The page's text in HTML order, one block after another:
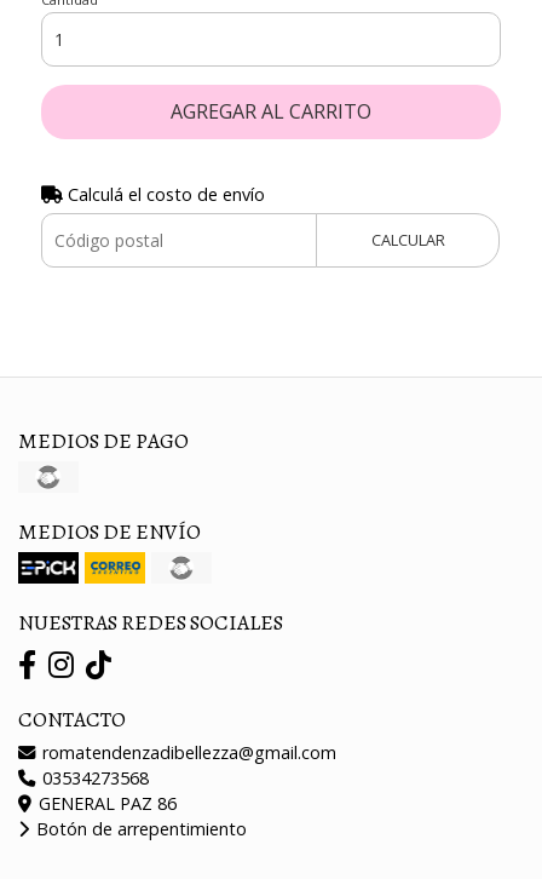
AGREGAR AL CARRITO
Calculá el costo de envío
CALCULAR
MEDIOS DE PAGO
MEDIOS DE ENVÍO
NUESTRAS REDES SOCIALES
CONTACTO
romatendenzadibellezza@gmail.com
03534273568
GENERAL PAZ 86
Botón de arrepentimiento